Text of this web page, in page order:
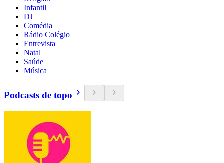
Infantil
DJ
Comédia
Rádio Colégio
Entrevista
Natal
Saúde
Música
Podcasts de topo